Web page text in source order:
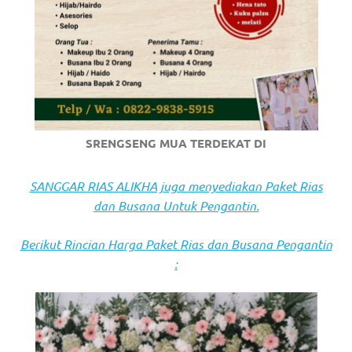
https://www.stockswatches.com
anchor
https://
check
here
https://www.domainwatches.com
visit
SRENGSENG MUA TERDEKAT DI
SANGGAR RIAS ALIKHA juga menyediakan Paket Rias
dan Busana Untuk Pengantin.
Berikut Rincian Harga Paket Rias dan Busana Pengantin
: